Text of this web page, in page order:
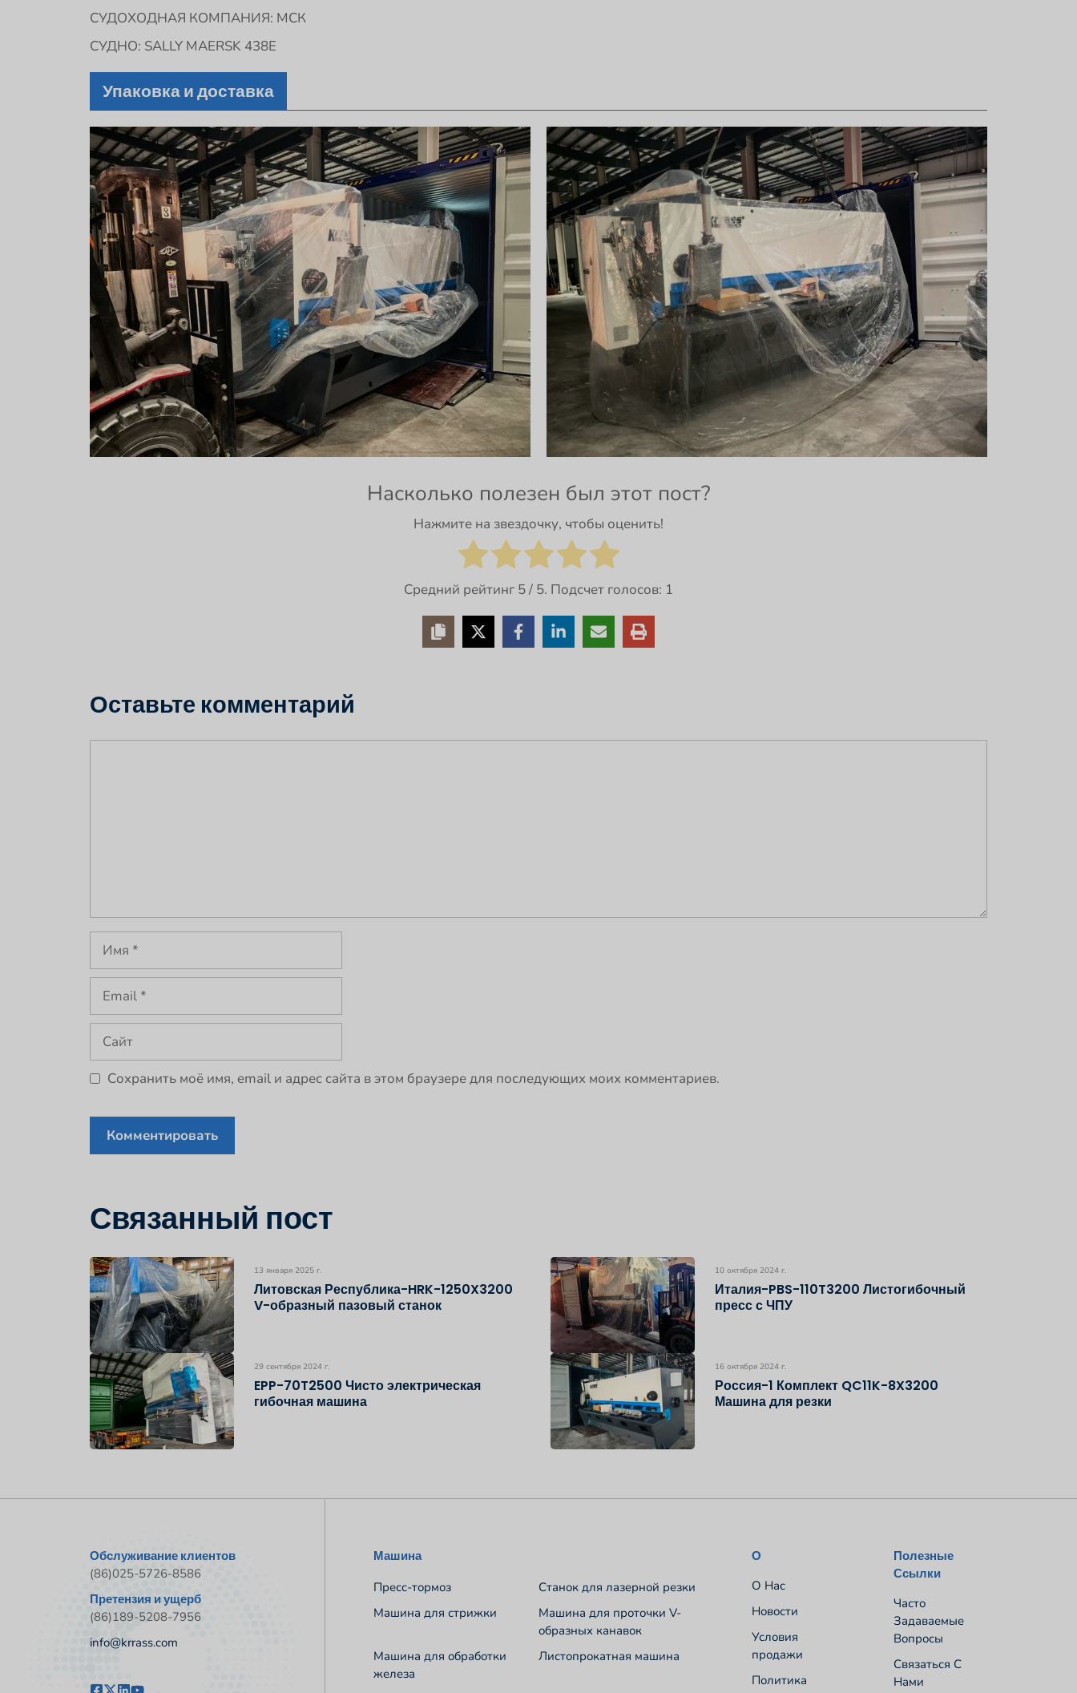
СУДОХОДНАЯ КОМПАНИЯ: МСК
СУДНО: SALLY MAERSK 438E
Упаковка и доставка
Насколько полезен был этот пост?
Нажмите на звездочку, чтобы оценить!
Средний рейтинг 5/ 5. Подсчет голосов: 1
Оставьте комментарий
Имя
Email
Сайт
Сохранить моё имя, email и адрес сайта в этом браузере для последующих моих комментариев.
Связанный пост
13 января 2025 г.
Литовская Республика-HRK-1250X3200
V-образный пазовый станок
10 октября 2024 г.
Италия-PBS-110T3200 Листогибочный
пресс с ЧПУ
29 сентября 2024 г.
EPP-70T2500 Чисто электрическая
гибочная машина
16 октября 2024 г.
Россия-1 Комплект QC11K-8X3200
Машина для резки
Обслуживание клиентов
(86)025-5726-8586
Претензия и ущерб
(86)189-5208-7956
info@krrass.com
Машина
Пресс-тормоз
Станок для лазерной резки
Машина для стрижки
Машина для проточки V-
образных канавок
Машина для обработки
железа
Листопрокатная машина
О
О Нас
Новости
Условия
продажи
Политика
Полезные
Ссылки
Часто
Задаваемые
Вопросы
Связаться С
Нами